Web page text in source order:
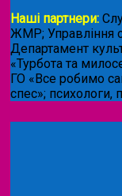
Наші партнери:
ЖМР; Управління
Департамент
«Турбота та
ГО «Все робимо
спес»; психологи,